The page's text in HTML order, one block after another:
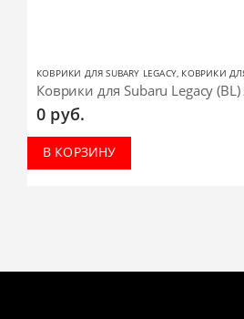
КОВРИКИ ДЛЯ SUBARY LEGACY, КОВРИКИ ДЛЯ
Коврики для Subaru Legacy
0 руб.
В КОРЗИНУ